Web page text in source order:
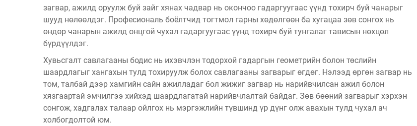
загвар, ажилд оруулж буй зайг хянах чадвар нь окончоо гадаргуугаас үүнд тохирч буй чанарыг
шууд нөлөөлдэг. Професиональ боёлтчид тогтмол гарны хөдөлгөөн ба хугацаа зөв сонгох нь
өндөр чанарын ажилд онцгой чухал гадаргуугаас үүнд тохирч буй тунгалаг тависын нөхцөл
бүрдүүлдэг.
Хувьсгалт савлагааны бодис нь ихэвчлэн тодорхой гадаргын геометрийн болон төслийн
шаардлагыг хангахын тулд тохируулж болох савлагааны загварыг өгдөг. Нэлээд өргөн загвар нь
том, талбай дээр хамгийн сайн ажилладаг бол жижиг загвар нь нарийвчилсан ажил болон
хязгаартай эмчилгээ хийхэд шаардлагатай нарийвчлалтай байдаг. Зөв бөөний загварыг хэрхэн
сонгож, хадгалах талаар ойлгох нь мэргэжлийн түвшинд үр дүнг олж авахын тулд чухал ач
холбогдолтой юм.